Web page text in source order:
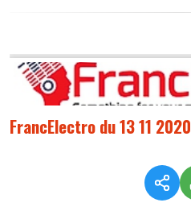
FrancElectro du 13 11 2020